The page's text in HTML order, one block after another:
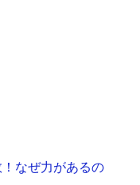
なぜ力があるの